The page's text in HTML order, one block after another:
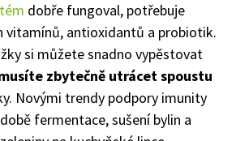
dobře fungoval, potřebuje
vitamínů, antioxidantů a probiotik.
si můžete snadno vypěstovat
zbytečně utrácet spoustu
Novými trendy podpory imunity
fermentace, sušení bylin a